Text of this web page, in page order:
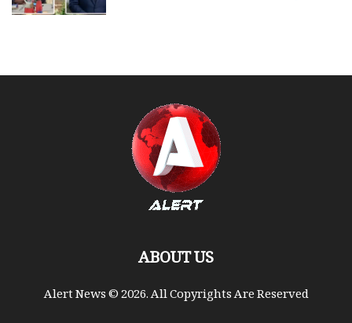
ABOUT US
Alert News © 2026. All Copyrights Are Reserved